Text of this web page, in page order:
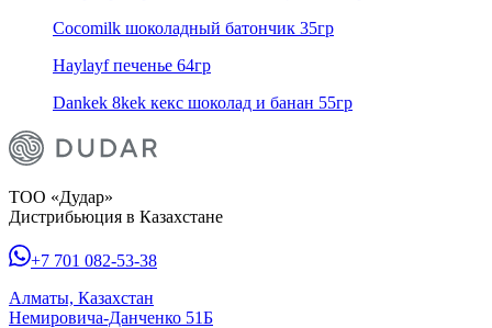
Cocomilk шоколадный батончик 35гр
Haylayf печенье 64гр
Dankek 8kek кекс шоколад и банан 55гр
ТОО «Дудар»
Дистрибьюция в Казахстане
+7 701 082-53-38
Алматы, Казахстан
Немировича-Данченко 51Б